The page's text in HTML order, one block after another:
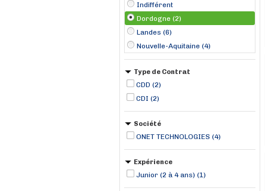
Indifférent
Dordogne (2)
Landes (6)
Nouvelle-Aquitaine (4)
Type de Contrat
CDD (2)
CDI (2)
Société
ONET TECHNOLOGIES (4)
Expérience
Junior (2 à 4 ans) (1)